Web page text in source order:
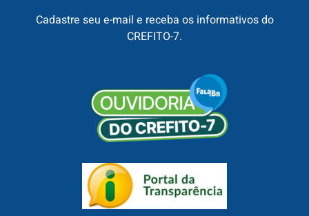
Cadastre seu e-mail e receba os informativos do
CREFITO-7.